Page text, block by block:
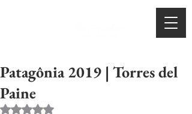
Patagônia 2019 | Torres del
Paine
Avaliado com NaN de 5 estrelas.